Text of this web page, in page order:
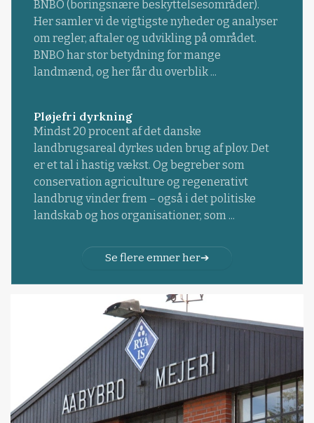
BNBO (boringsnære beskyttelsesområder).
Her samler vi de vigtigste nyheder og analyser
om regler, aftaler og udvikling på området.
BNBO har stor betydning for mange
landmænd, og her får du overblik ...
Pløjefri dyrkning
Mindst 20 procent af det danske
landbrugsareal dyrkes uden brug af plov. Det
er et tal i hastig vækst. Og begreber som
conservation agriculture og regenerativt
landbrug vinder frem – også i det politiske
landskab og hos organisationer, som ...
Se flere emner her